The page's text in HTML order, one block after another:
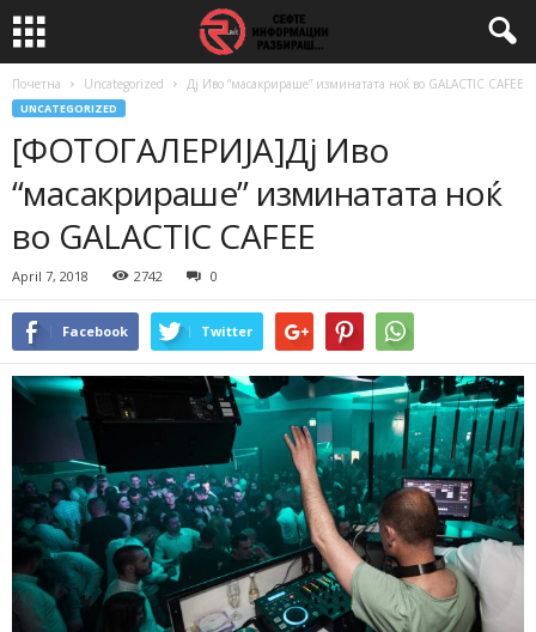
Почетна Uncategorized Дј Иво “масакрираше” изминатата ноќ во GALACTIC CAFEE
UNCATEGORIZED
[ФОТОГАЛЕРИЈА]Дј Иво
“масакрираше” изминатата ноќ
во GALACTIC CAFEE
April 7, 2018 2742 0
Facebook Twitter